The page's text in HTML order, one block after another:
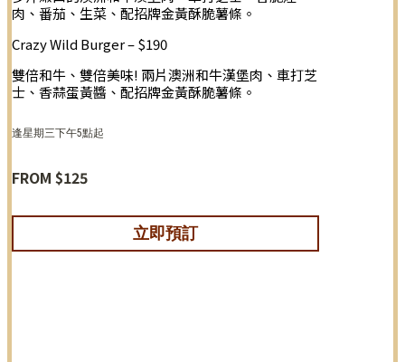
肉、番茄、生菜、配招牌金黃酥脆薯條。
Crazy Wild Burger – $190
雙倍和牛、雙倍美味! 兩片澳洲和牛漢堡肉、車打芝
士、香蒜蛋黃醬、配招牌金黃酥脆薯條。
逢星期三下午5點起
FROM $125
立即預訂